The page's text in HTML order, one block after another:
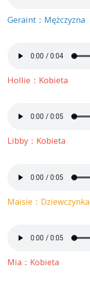
Geraint：Mężczyzna
Hollie：Kobieta
Libby：Kobieta
Maisie：Dziewczynka
Mia：Kobieta